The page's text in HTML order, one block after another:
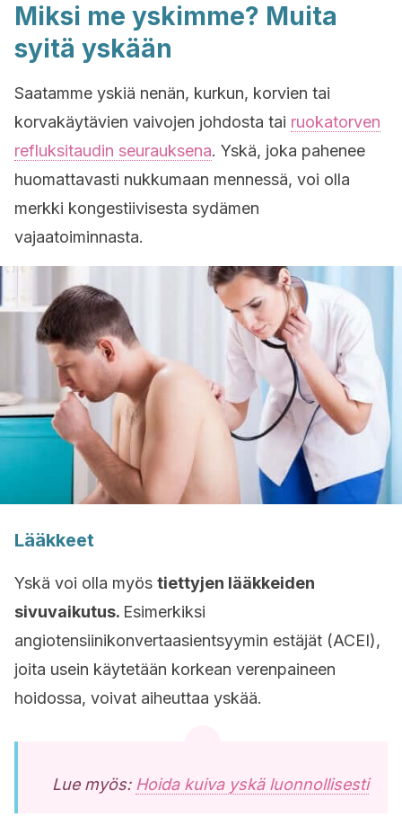
Miksi me yskimme? Muita
syitä yskään
Saatamme yskiä nenän, kurkun, korvien tai
korvakäytävien vaivojen johdosta tai ruokatorven
refluksitaudin seurauksena. Yskä, joka pahenee
huomattavasti nukkumaan mennessä, voi olla
merkki kongestiivisesta sydämen
vajaatoiminnasta.
Lääkkeet
Yskä voi olla myös tiettyjen lääkkeiden
sivuvaikutus. Esimerkiksi
angiotensiinikonvertaasientsyymin estäjät (ACEI),
joita usein käytetään korkean verenpaineen
hoidossa, voivat aiheuttaa yskää.
Lue myös: Hoida kuiva yskä luonnollisesti